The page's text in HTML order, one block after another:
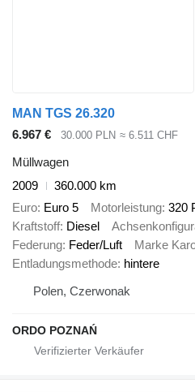
MAN TGS 26.320
6.967 €
30.000 PLN ≈ 6.511 CHF
Müllwagen
2009
360.000 km
Euro Euro 5 Motorleistung 320
Kraftstoff Diesel
Federung Feder/Luft Marke
Entladungsmethode hintere
Polen, Czerwonak
ORDO POZNAŃ